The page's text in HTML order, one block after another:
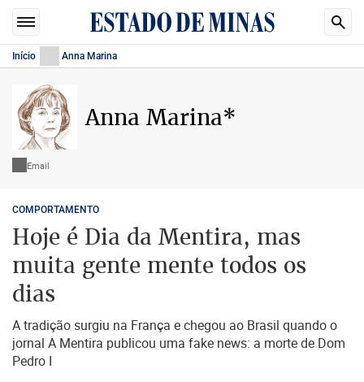
Início Anna Marina
Anna Marina*
Email
COMPORTAMENTO
Hoje é Dia da Mentira, mas
muita gente mente todos os
dias
A tradição surgiu na França e chegou ao Brasil quando o
jornal A Mentira publicou uma fake news: a morte de Dom
Pedro I